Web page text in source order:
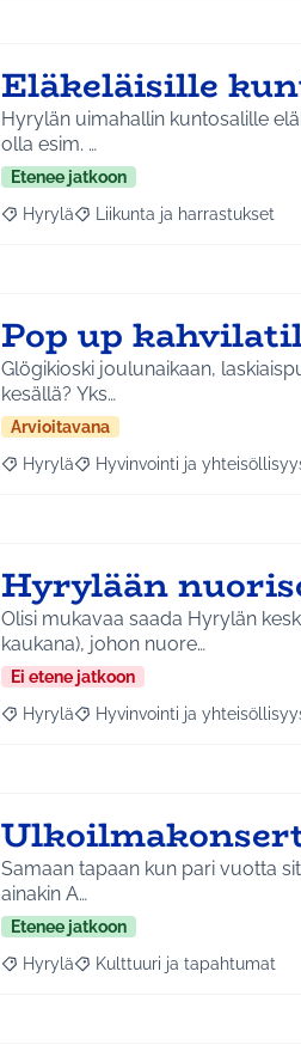
Eläkeläisille
Hyrylän uimahallin kuntosalille
olla esim. …
Etenee jatkoon
Rajaa tulokset aihepiirin mukaan:
Hyrylä Rajaa tulokset teeman
Liikunta ja harrastukset
Pop up
Glögikioski joulunaikaan,
kesällä? Yks…
Arvioitavana
Rajaa tulokset aihepiirin mukaan:
Hyrylä Rajaa tulokset teeman
Hyvinvointi ja
Hyrylään
Olisi mukavaa saada Hyrylän
kaukana), johon nuore…
Ei etene jatkoon
Rajaa tulokset aihepiirin mukaan:
Hyrylä Rajaa tulokset teeman
Hyvinvointi ja
Samaan tapaan kun pari vuotta
ainakin A…
Etenee jatkoon
Rajaa tulokset aihepiirin mukaan:
Hyrylä Rajaa tulokset teeman
Kulttuuri ja tapahtumat